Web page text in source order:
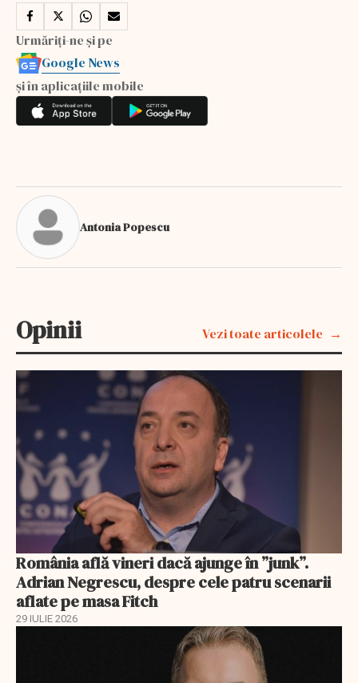
Urmăriți-ne și pe
Google News
și în aplicațiile mobile
Antonia Popescu
Opinii Vezi toate articolele
România află vineri dacă ajunge în ”junk”.
Adrian Negrescu, despre cele patru scenarii
aflate pe masa Fitch
29 IULIE 2026